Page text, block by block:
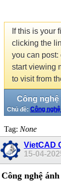
If this is your
clicking the
you can post:
start viewing
to visit from
Công nghệ
Chủ đề: Công
Tag: None
VietCAD
15-04-
Công nghệ